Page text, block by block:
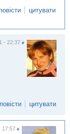
цитувати
- 22:37 #
цитувати
17:57 #